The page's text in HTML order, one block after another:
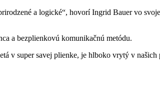
a logické“, hovorí Ingrid Bauer vo
a bezplienkovú komunikačnú metódu.
v super savej plienke, je hlboko vrytý v